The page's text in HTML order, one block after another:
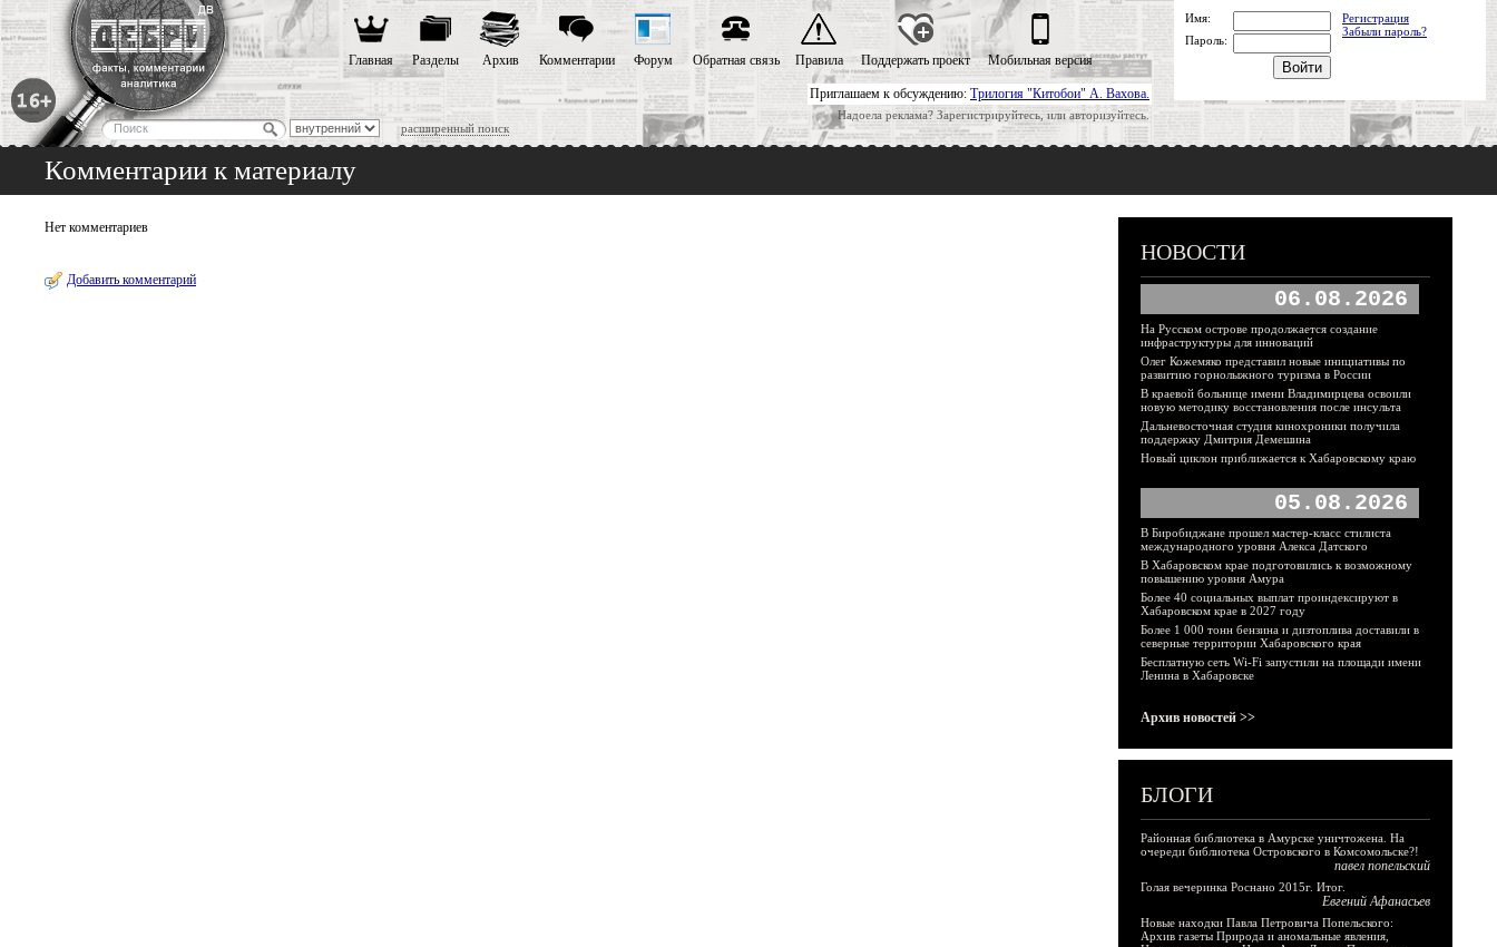
Приглашаем к обсуждению: Трилогия "Китобои" А. Вахова.
Надоела реклама? Зарегистрируйтесь, или авторизуйтесь.
расширенный поиск
Главная Разделы Архив Комментарии Форум Обратная связь Правила Поддержать проект Мобильная версия
Имя:
Регистрация
Забыли пароль?
Пароль:
Комментарии к материалу
Нет комментариев
Добавить комментарий
НОВОСТИ
06.08.2026
На Русском острове продолжается создание
инфраструктуры для инноваций
Олег Кожемяко представил новые инициативы по
развитию горнолыжного туризма в России
В краевой больнице имени Владимирцева освоили
новую методику восстановления после инсульта
Дальневосточная студия кинохроники получила
поддержку Дмитрия Демешина
Новый циклон приближается к Хабаровскому краю
05.08.2026
В Биробиджане прошел мастер-класс стилиста
международного уровня Алекса Датского
В Хабаровском крае подготовились к возможному
повышению уровня Амура
Более 40 социальных выплат проиндексируют в
Хабаровском крае в 2027 году
Более 1 000 тонн бензина и дизтоплива доставили в
северные территории Хабаровского края
Бесплатную сеть Wi-Fi запустили на площади имени
Ленина в Хабаровске
Архив новостей >>
БЛОГИ
Районная библиотека в Амурске уничтожена. На
очереди библиотека Островского в Комсомольске?!
павел попельский
Голая вечеринка Роснано 2015г. Итог.
Евгений Афанасьев
Новые находки Павла Петровича Попельского:
Архив газеты Природа и аномальные явления,